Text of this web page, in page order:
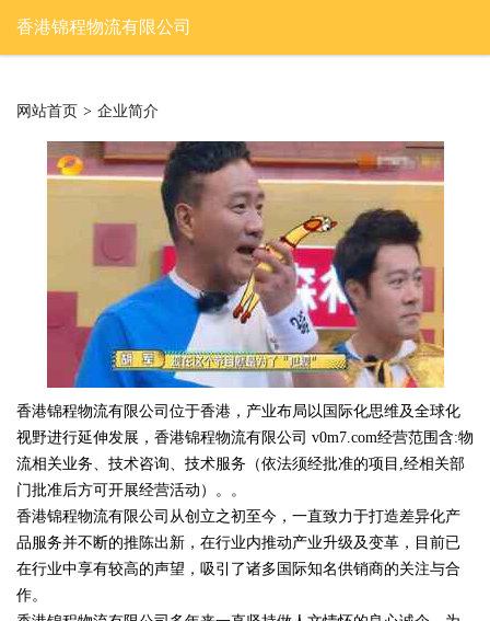
香港锦程物流有限公司
网站首页 > 企业简介
香港锦程物流有限公司位于香港，产业布局以国际化思维及全球化
视野进行延伸发展，香港锦程物流有限公司 v0m7.com经营范围含:物
流相关业务、技术咨询、技术服务（依法须经批准的项目,经相关部
门批准后方可开展经营活动）。。
香港锦程物流有限公司从创立之初至今，一直致力于打造差异化产
品服务并不断的推陈出新，在行业内推动产业升级及变革，目前已
在行业中享有较高的声望，吸引了诸多国际知名供销商的关注与合
作。